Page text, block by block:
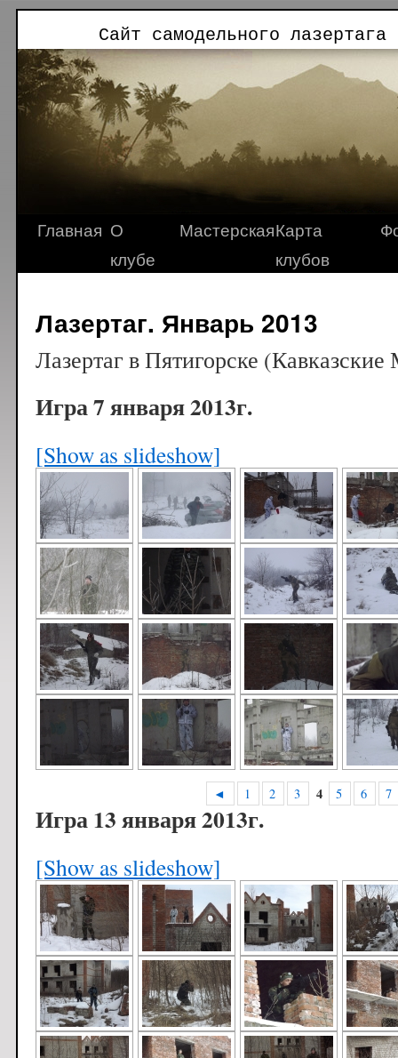
Сайт самодельного
Главная О
клубе
МастерскаяКарта
клубов
Лазертаг. Январь 2013
Лазертаг в Пятигорске
Игра 7 января 2013г.
[Show as slideshow]
◄ 1 2 3 4 5 6 7
Игра 13 января 2013г.
[Show as slideshow]